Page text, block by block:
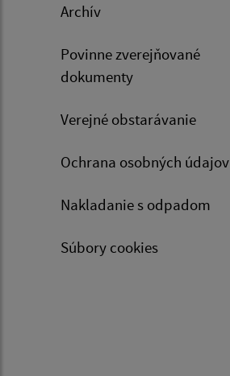
Archív
Povinne zverejňované
dokumenty
Verejné obstarávanie
Ochrana osobných údajov
Nakladanie s odpadom
Súbory cookies